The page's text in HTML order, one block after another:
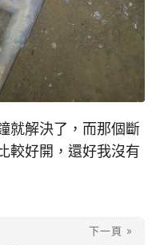
就解決了，而那個斷
較好開，還好我沒有
下一頁 »